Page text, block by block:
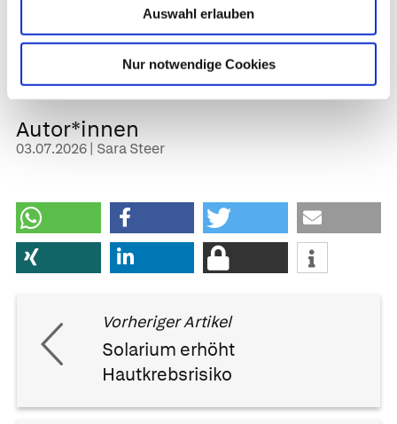
Auswahl erlauben
Nur notwendige Cookies
feststellen – also, dass zu wenig Schlaf auch der
wirkliche Verursacher der Probleme ist.
Quelle: Deutsches Ärzteblatt
Autor*innen
03.07.2026 | Sara Steer
Vorheriger Artikel
Solarium erhöht
Hautkrebsrisiko